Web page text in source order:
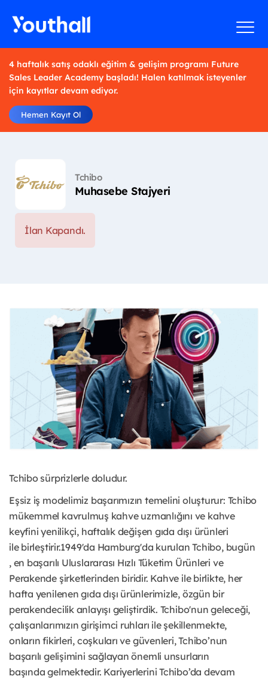
4 haftalık satış odaklı eğitim & gelişim programı Future
Sales Leader Academy başladı! Halen katılmak isteyenler
için kayıtlar devam ediyor.
Hemen Kayıt Ol
Tchibo
Muhasebe Stajyeri
İlan Kapandı.
Tchibo sürprizlerle doludur.
Eşsiz iş modelimiz başarımızın temelini oluşturur: Tchibo
mükemmel kavrulmuş kahve uzmanlığını ve kahve
keyfini yenilikçi, haftalık değişen gıda dışı ürünleri
ile birleştirir.1949'da Hamburg'da kurulan Tchibo, bugün
, en başarılı Uluslararası Hızlı Tüketim Ürünleri ve
Perakende şirketlerinden biridir. Kahve ile birlikte, her
hafta yenilenen gıda dışı ürünlerimizle, özgün bir
perakendecilik anlayışı geliştirdik. Tchibo'nun geleceği,
çalışanlarımızın girişimci ruhları ile şekillenmekte,
onların fikirleri, coşkuları ve güvenleri, Tchibo’nun
başarılı gelişimini sağlayan önemli unsurların
başındagelmektedir. Kariyerlerini Tchibo’da devam